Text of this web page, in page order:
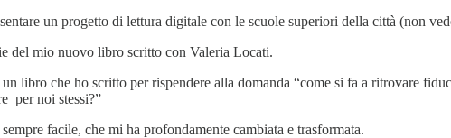
un progetto di lettura digitale con le scuole superiori della città (non
del mio nuovo libro scritto con Valeria Locati.
libro che ho scritto per rispendere alla domanda “come si fa a ritrovare
per noi stessi?”
facile, che mi ha profondamente cambiata e trasformata.